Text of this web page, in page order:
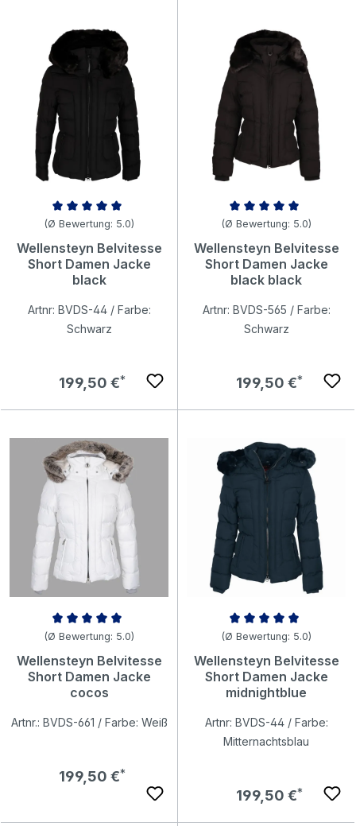
Durchschnittliche Bewertung von 5 von 5 Sternen
(Ø Bewertung: 5.0)
Wellensteyn Belvitesse
Short Damen Jacke
black
Artnr: BVDS-44 / Farbe:
Schwarz
Regulärer Preis:
199,50 €
Durchschnittliche Bewertung
(Ø Bewertung: 5.0)
Wellensteyn Belvitesse
Short Damen Jacke
black black
Artnr: BVDS-565 / Farbe:
Schwarz
Regulärer Preis:
199,50 €
Durchschnittliche Bewertung von 5 von 5 Sternen
(Ø Bewertung: 5.0)
Wellensteyn Belvitesse
Short Damen Jacke
cocos
Artnr.: BVDS-661 / Farbe: Weiß
Regulärer Preis:
199,50 €
Durchschnittliche Bewertung
(Ø Bewertung: 5.0)
Wellensteyn Belvitesse
Short Damen Jacke
midnightblue
Artnr: BVDS-44 / Farbe:
Mitternachtsblau
Regulärer Preis:
199,50 €